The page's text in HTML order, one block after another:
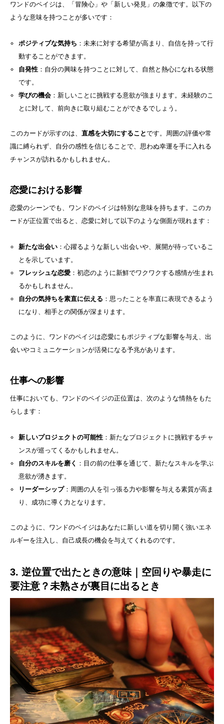
ワンドのペイジは、「冒険心」や「新しい発見」の象徴です。以下の
ような意味を持つことが多いです：
ポジティブな気持ち ：未来に対する希望が高まり、自信を持って行
動することができます。
自発性：自分の興味を持つことに対して、自然と熱心になれる状態
です。
学びの機会：新しいことに挑戦する意欲が強まります。未経験のこ
とに対して、前向きに取り組むことができるでしょう。
このカードが示すのは、 直感を大切にすることです。周囲の評価や常
識に縛られず、自分の感性を信じることで、思わぬ幸運を手に入れる
チャンスが訪れるかもしれません。
恋愛における影響
恋愛のシーンでも、ワンドのペイジは特別な意味を持ちます。このカ
ードが正位置で出ると、恋愛に対して以下のような側面が現れます：
新たな出会い：心躍るような新しい出会いや、展開が待っているこ
とを示しています。
フレッシュな恋愛：初恋のように新鮮でワクワクする感情が生まれ
るかもしれません。
自分の気持ちを素直に伝える ：思ったことを率直に表現できるよう
になり、相手との関係が深まります。
このように、ワンドのペイジは恋愛にもポジティブな影響を与え、出
会いやコミュニケーションが活発になる予兆があります。
仕事への影響
仕事においても、ワンドのペイジの正位置は、次のような情熱をもた
らします：
新しいプロジェクトの可能性：新たなプロジェクトに挑戦するチャ
ンスが巡ってくるかもしれません。
自分のスキルを磨く ：目の前の仕事を通じて、新たなスキルを学ぶ
意欲が湧きます。
リーダーシップ：周囲の人を引っ張る力や影響を与える素質が高ま
り、成功に導く力となります。
このように、ワンドのペイジはあなたに新しい道を切り開く強いエネ
ルギーを注入し、自己成長の機会を与えてくれるのです。
3. 逆位置で出たときの意味｜空回りや暴走に
要注意？未熟さが裏目に出るとき